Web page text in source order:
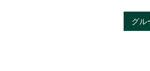
グル